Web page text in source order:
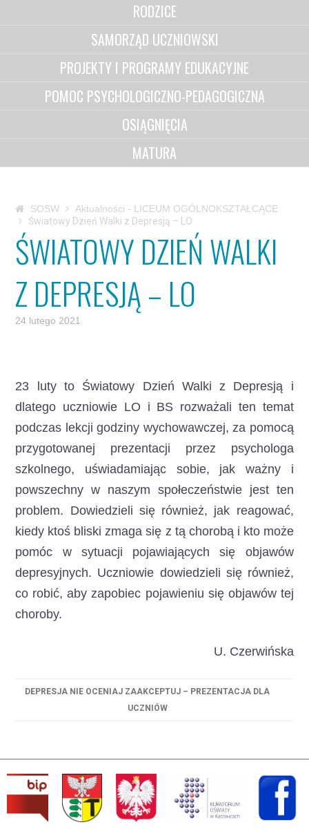
RODZICE
SAMORZĄD UCZNIOWSKI
PROJEKTY I PROGRAMY EDUKACYJNE
POMOC PSYCHOLOGICZNO-PEDAGOGICZNA
OSIĄGNIĘCIA
MATURA
SOSW
Aktualności - LICEUM OGÓLNOKSZTAŁCĄCE
Światowy Dzień Walki z Depresją – LO
ŚWIATOWY DZIEŃ WALKI
Z DEPRESJĄ – LO
24 lutego 2021
23 luty to Światowy Dzień Walki z Depresją i
dlatego uczniowie LO i BS rozważali ten temat
podczas lekcji godziny wychowawczej, za pomocą
przygotowanej prezentacji przez psychologa
szkolnego, uświadamiając sobie, jak ważny i
powszechny w naszym społeczeństwie jest ten
problem. Dowiedzieli się również, jak reagować,
kiedy ktoś bliski zmaga się z tą chorobą i kto może
pomóc w sytuacji pojawiających się objawów
depresyjnych. Uczniowie dowiedzieli się również,
co robić, aby zapobiec pojawieniu się objawów tej
choroby.
U. Czerwińska
DEPRESJA NIE OCENIAJ ZAAKCEPTUJ – PREZENTACJA DLA
UCZNIÓW